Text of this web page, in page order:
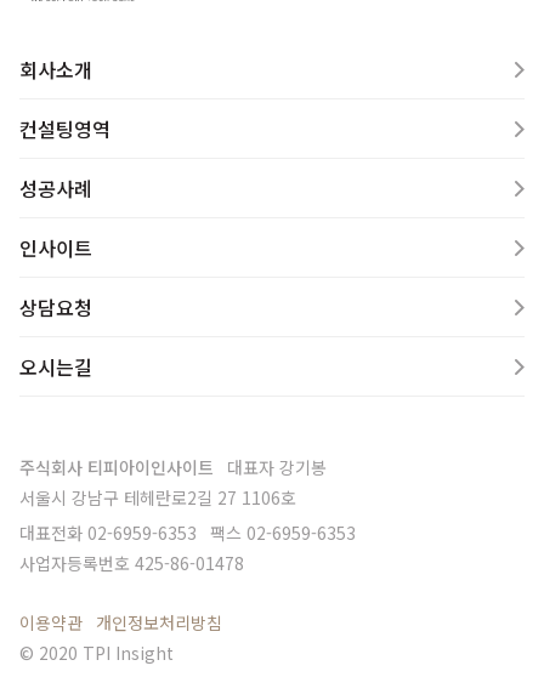
회사소개
컨설팅영역
성공사례
인사이트
상담요청
오시는길
주식회사 티피아이인사이트 대표자 강기봉
서울시 강남구 테헤란로2길 27 1106호
대표전화 02-6959-6353 팩스 02-6959-6353
사업자등록번호 425-86-01478
이용약관 개인정보처리방침
© 2020 TPI Insight